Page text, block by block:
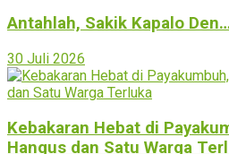
Antahlah, Sakik Kapalo
30 Juli 2026
Kebakaran Hebat di
Hangus dan Satu Warga